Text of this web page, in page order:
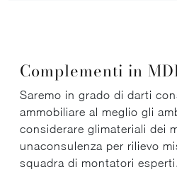
Complementi in
Saremo in grado di darti
ammobiliare al meglio gli
considerare glimateriali dei
unaconsulenza per rilievo
squadra di montatori